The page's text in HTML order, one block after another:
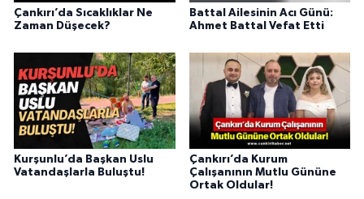
Çankırı’da Sıcaklıklar Ne
Zaman Düşecek?
Battal Ailesinin Acı Günü:
Ahmet Battal Vefat Etti
Kurşunlu’da Başkan Uslu
Vatandaşlarla Buluştu!
Çankırı’da Kurum
Çalışanının Mutlu Gününe
Ortak Oldular!